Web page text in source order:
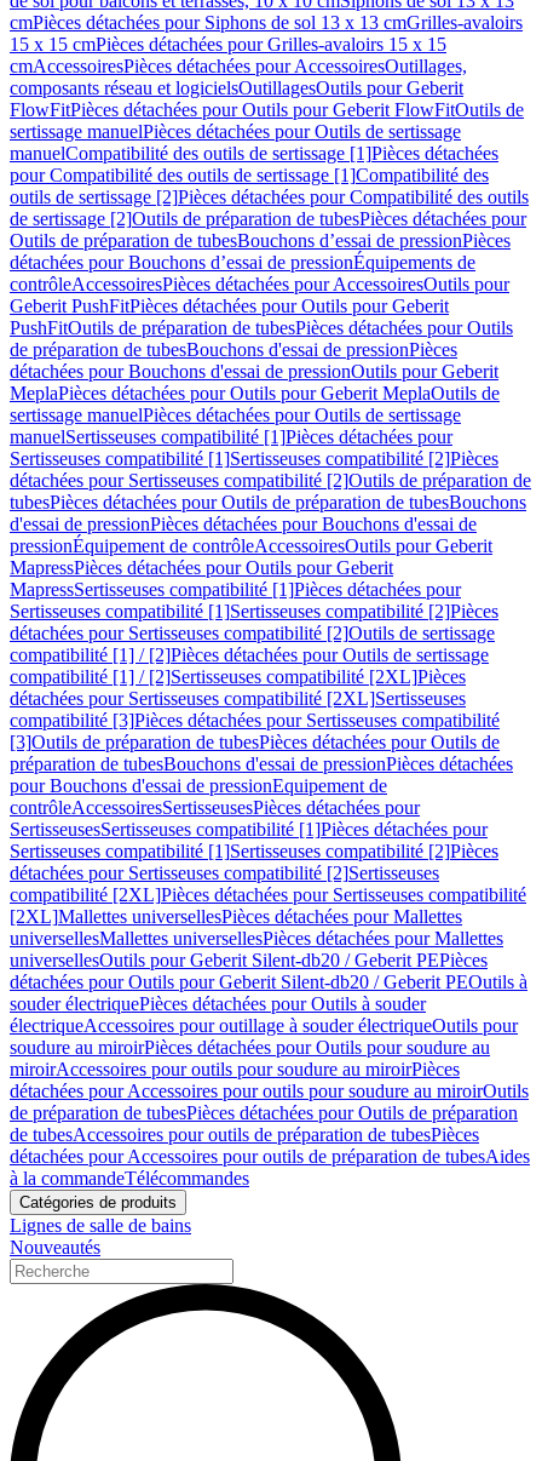
cmPièces détachées pour Siphons de sol 13 x 13 cmGrilles-avaloirs
15 x 15 cmPièces détachées pour Grilles-avaloirs 15 x 15
cmAccessoiresPièces détachées pour AccessoiresOutillages,
composants réseau et logicielsOutillagesOutils pour Geberit
FlowFitPièces détachées pour Outils pour Geberit FlowFitOutils de
sertissage manuelPièces détachées pour Outils de sertissage
manuelCompatibilité des outils de sertissage [1]Pièces détachées
pour Compatibilité des outils de sertissage [1]Compatibilité des
outils de sertissage [2]Pièces détachées pour Compatibilité des outils
de sertissage [2]Outils de préparation de tubesPièces détachées pour
Outils de préparation de tubesBouchons d’essai de pressionPièces
détachées pour Bouchons d’essai de pressionÉquipements de
contrôleAccessoiresPièces détachées pour AccessoiresOutils pour
Geberit PushFitPièces détachées pour Outils pour Geberit
PushFitOutils de préparation de tubesPièces détachées pour Outils
de préparation de tubesBouchons d'essai de pressionPièces
détachées pour Bouchons d'essai de pressionOutils pour Geberit
MeplaPièces détachées pour Outils pour Geberit MeplaOutils de
sertissage manuelPièces détachées pour Outils de sertissage
manuelSertisseuses compatibilité [1]Pièces détachées pour
Sertisseuses compatibilité [1]Sertisseuses compatibilité [2]Pièces
détachées pour Sertisseuses compatibilité [2]Outils de préparation de
tubesPièces détachées pour Outils de préparation de tubesBouchons
d'essai de pressionPièces détachées pour Bouchons d'essai de
pressionÉquipement de contrôleAccessoiresOutils pour Geberit
MapressPièces détachées pour Outils pour Geberit
MapressSertisseuses compatibilité [1]Pièces détachées pour
Sertisseuses compatibilité [1]Sertisseuses compatibilité [2]Pièces
détachées pour Sertisseuses compatibilité [2]Outils de sertissage
compatibilité [1] / [2]Pièces détachées pour Outils de sertissage
compatibilité [1] / [2]Sertisseuses compatibilité [2XL]Pièces
détachées pour Sertisseuses compatibilité [2XL]Sertisseuses
compatibilité [3]Pièces détachées pour Sertisseuses compatibilité
[3]Outils de préparation de tubesPièces détachées pour Outils de
préparation de tubesBouchons d'essai de pressionPièces détachées
pour Bouchons d'essai de pressionEquipement de
contrôleAccessoiresSertisseusesPièces détachées pour
SertisseusesSertisseuses compatibilité [1]Pièces détachées pour
Sertisseuses compatibilité [1]Sertisseuses compatibilité [2]Pièces
détachées pour Sertisseuses compatibilité [2]Sertisseuses
compatibilité [2XL]Pièces détachées pour Sertisseuses compatibilité
[2XL]Mallettes universellesPièces détachées pour Mallettes
universellesMallettes universellesPièces détachées pour Mallettes
universellesOutils pour Geberit Silent-db20 / Geberit PEPièces
détachées pour Outils pour Geberit Silent-db20 / Geberit PEOutils à
souder électriquePièces détachées pour Outils à souder
électriqueAccessoires pour outillage à souder électriqueOutils pour
soudure au miroirPièces détachées pour Outils pour soudure au
miroirAccessoires pour outils pour soudure au miroirPièces
détachées pour Accessoires pour outils pour soudure au miroirOutils
de préparation de tubesPièces détachées pour Outils de préparation
de tubesAccessoires pour outils de préparation de tubesPièces
détachées pour Accessoires pour outils de préparation de tubesAides
à la commandeTélécommandes
Catégories de produits
Lignes de salle de bains
Nouveautés